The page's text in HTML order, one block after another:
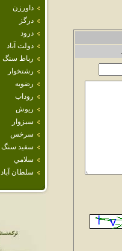
داورزن
درگز
درود
دولت آباد
رباط سنگ
رشتخوار
رضويه
روداب
ريوش
سبزوار
سرخس
سفيد سنگ
سلامي
سلطان آباد